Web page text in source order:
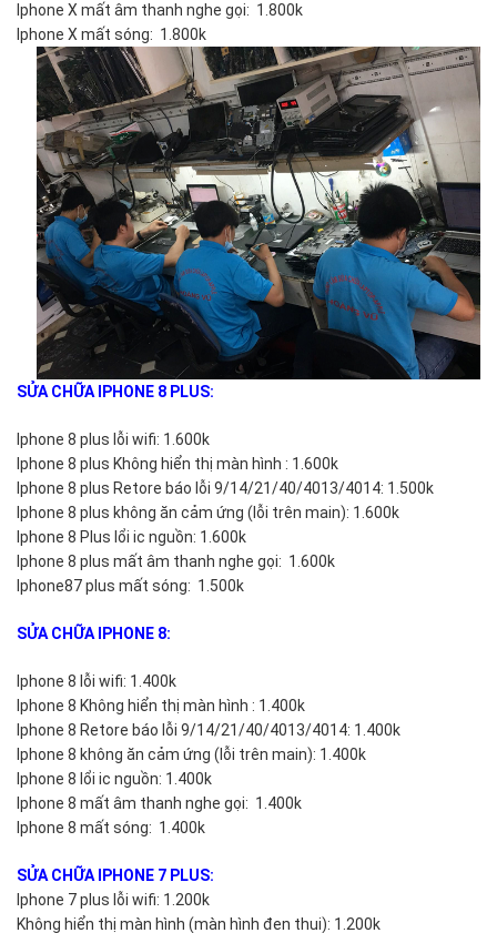
Iphone X mất âm thanh nghe gọi: 1.800k
Iphone X mất sóng: 1.800k
SỬA CHỮA IPHONE 8 PLUS:
Iphone 8 plus lỗi wifi: 1.600k
Iphone 8 plus Không hiển thị màn hình : 1.600k
Iphone 8 plus Retore báo lỗi 9/14/21/40/4013/4014: 1.500k
Iphone 8 plus không ăn cảm ứng (lỗi trên main): 1.600k
Iphone 8 Plus lổi ic nguồn: 1.600k
Iphone 8 plus mất âm thanh nghe gọi: 1.600k
Iphone87 plus mất sóng: 1.500k
SỬA CHỮA IPHONE 8:
Iphone 8 lỗi wifi: 1.400k
Iphone 8 Không hiển thị màn hình : 1.400k
Iphone 8 Retore báo lỗi 9/14/21/40/4013/4014: 1.400k
Iphone 8 không ăn cảm ứng (lỗi trên main): 1.400k
Iphone 8 lổi ic nguồn: 1.400k
Iphone 8 mất âm thanh nghe gọi: 1.400k
Iphone 8 mất sóng: 1.400k
SỬA CHỮA IPHONE 7 PLUS:
Iphone 7 plus lỗi wifi: 1.200k
Không hiển thị màn hình (màn hình đen thui): 1.200k